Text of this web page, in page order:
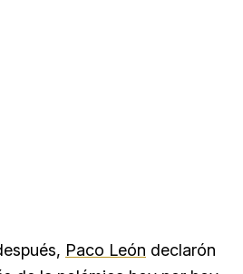
Paco León declarón